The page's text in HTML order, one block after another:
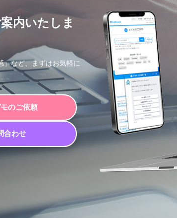
内いたしま
」など、まずはお気軽に
のご依頼
合わせ